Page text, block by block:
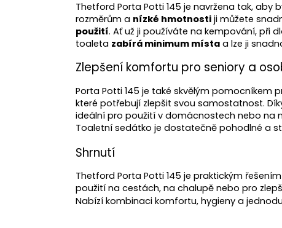
Thetford Porta Potti 145 je navržena tak, aby
rozměrům a nízké hmotnosti ji můžete
použití. Ať už ji používáte na kempování, při
toaleta zabírá minimum místa a lze ji
Zlepšení komfortu pro seniory a
Porta Potti 145 je také skvělým pomocníkem
které potřebují zlepšit svou samostatnost.
ideální pro použití v domácnostech nebo na
Toaletní sedátko je dostatečně pohodlné a
Shrnutí
Thetford Porta Potti 145 je praktickým
použití na cestách, na chalupě nebo pro
Nabízí kombinaci komfortu, hygieny a